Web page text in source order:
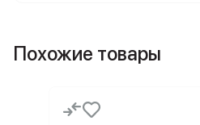
Похожие товары